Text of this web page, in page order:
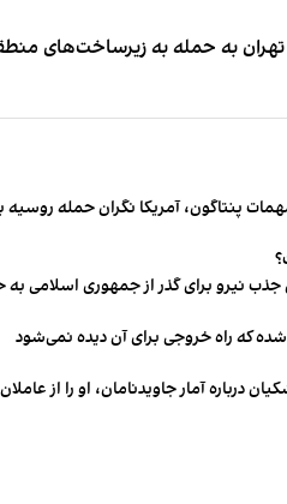
تهران به حمله به زیرساخت‌های
پنتاگون، آمریکا نگران حمله
جذب نیرو برای گذر از جمهوری اسلامی
شده که راه خروجی برای آن دیده نمی‌شود
درباره آمار جاویدنامان، او را از